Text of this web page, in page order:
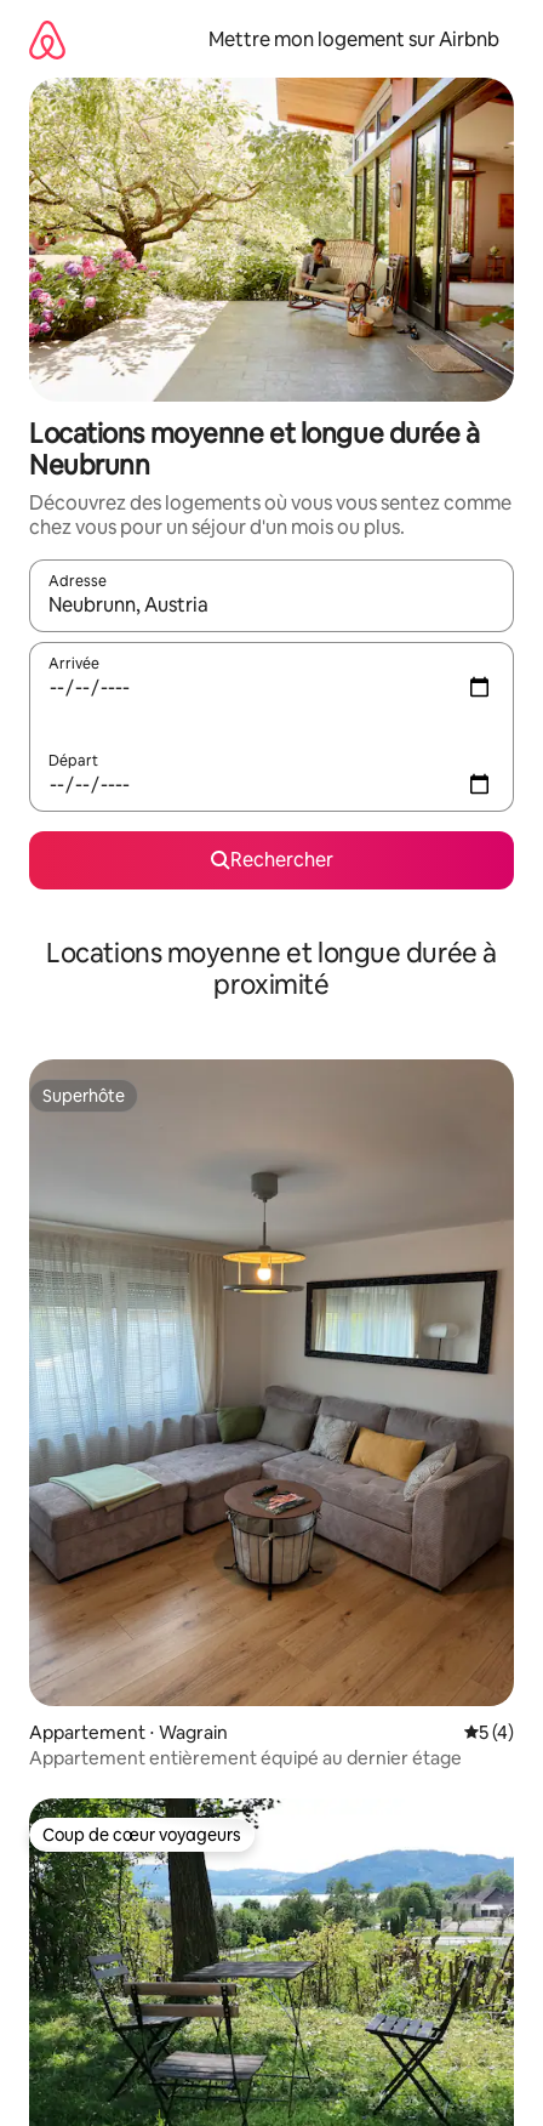
directement
contenu
Mettre mon logement sur Airbnb
Locations moyenne et longue durée à
Neubrunn
Découvrez des logements où vous vous sentez comme
chez vous pour un séjour d'un mois ou plus.
Adresse
Lorsque les résultats s'affichent, utilisez les flèches vers le
Arrivée
Départ
Rechercher
Locations moyenne et longue durée à
proximité
Superhôte
Superhôte
Appartement ⋅ Wagrain
5 (4)
Appartement entièrement équipé au dernier étage
Coup de cœur voyageurs
Coup de cœur voyageurs